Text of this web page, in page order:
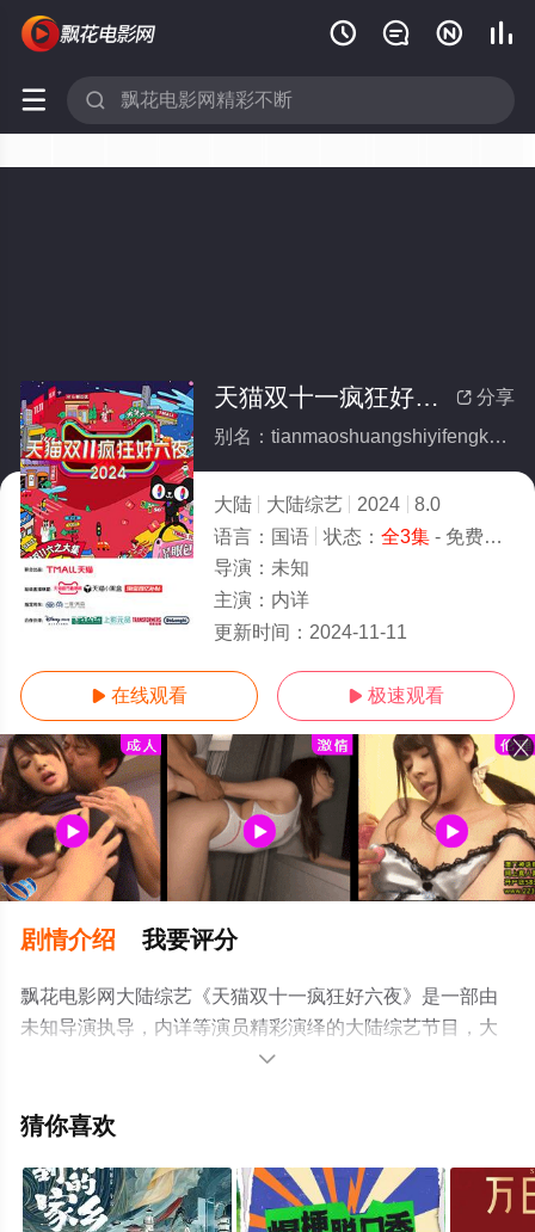
   
 
全3集/全集
 分享
天猫双十一疯狂好六夜(全集)
别名：tianmaoshuangshiyifengkuanghaoliuye
大陆 大陆综艺 2024
8.0
语言： 国语 状态： 全3集- 免费在线观看
导演： 未知
主演： 内详
更新时间： 2024-11-11
 在线观看  极速观看
剧情介绍 我要评分
飘花电影网大陆综艺《天猫双十一疯狂好六夜》是一部由
未知导演执导，内详等演员精彩演绎的大陆综艺节目，大
结局剧情已揭晓（全3集），手机免费观看高清无删减完整
艺、电视猫或剧情网等平台了解。

猜你喜欢